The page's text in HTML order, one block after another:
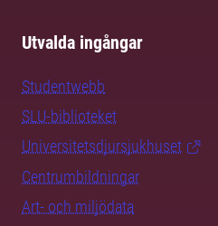
Utvalda ingångar
Studentwebb
SLU-biblioteket
Universitetsdjursjukhuset
Centrumbildningar
Art- och miljödata